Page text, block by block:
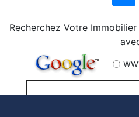
Recherchez Votre